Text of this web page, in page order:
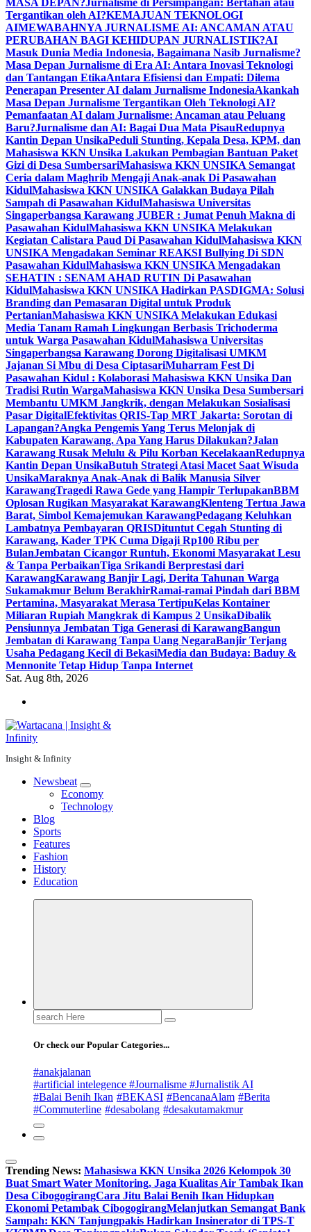
MASA DEPAN?Jurnalisme di Persimpangan: Bertahan atau
Tergantikan oleh AI?KEMAJUAN TEKNOLOGI
AIMEWABAHNYA JURNALISME AI: ANCAMAN ATAU
PERUBAHAN BAGI KEHIDUPAN JURNALISTIK?AI
Masuk Dunia Media Indonesia, Bagaimana Nasib Jurnalisme?
Masa Depan Jurnalisme di Era AI: Antara Inovasi Teknologi
dan Tantangan EtikaAntara Efisiensi dan Empati: Dilema
Penerapan Presenter AI dalam Jurnalisme IndonesiaAkankah
Masa Depan Jurnalisme Tergantikan Oleh Teknologi AI?
Pemanfaatan AI dalam Jurnalisme: Ancaman atau Peluang
Baru?Jurnalisme dan AI: Bagai Dua Mata PisauRedupnya
Kantin Depan UnsikaPeduli Stunting, Kepala Desa, KPM, dan
Mahasiswa KKN Unsika Lakukan Pembagian Bantuan Paket
Gizi di Desa SumbersariMahasiswa KKN UNSIKA Semangat
Ceria dalam Maghrib Mengaji Anak-anak Di Pasawahan
KidulMahasiswa KKN UNSIKA Galakkan Budaya Pilah
Sampah di Pasawahan KidulMahasiswa Universitas
Singaperbangsa Karawang JUBER : Jumat Penuh Makna di
Pasawahan KidulMahasiswa KKN UNSIKA Melakukan
Kegiatan Calistara Paud Di Pasawahan KidulMahasiswa KKN
UNSIKA Mengadakan Seminar REAKSI Bullying Di SDN
Pasawahan KidulMahasiswa KKN UNSIKA Mengadakan
SEHATIN : SENAM AHAD RUTIN Di Pasawahan
KidulMahasiswa KKN UNSIKA Hadirkan PASDIGMA: Solusi
Branding dan Pemasaran Digital untuk Produk
PertanianMahasiswa KKN UNSIKA Melakukan Edukasi
Media Tanam Ramah Lingkungan Berbasis Trichoderma
untuk Warga Pasawahan KidulMahasiswa Universitas
Singaperbangsa Karawang Dorong Digitalisasi UMKM
Jajanan Si Mbu di Desa CiptasariMuharram Fest Di
Pasawahan Kidul : Kolaborasi Mahasiswa KKN Unsika Dan
Tradisi Rutin WargaMahasiswa KKN Unsika Desa Sumbersari
Membantu UMKM Jangkrik, dengan Melakukan Sosialisasi
Pasar DigitalEfektivitas QRIS-Tap MRT Jakarta: Sorotan di
Lapangan?Angka Pengemis Yang Terus Melonjak di
Kabupaten Karawang. Apa Yang Harus Dilakukan?Jalan
Karawang Rusak Melulu & Pilu Korban KecelakaanRedupnya
Kantin Depan UnsikaButuh Strategi Atasi Macet Saat Wisuda
UnsikaMaraknya Anak-Anak di Balik Manusia Silver
KarawangTragedi Rawa Gede yang Hampir TerlupakanBBM
Oplosan Rugikan Masyarakat KarawangKlenteng Tertua Jawa
Barat, Simbol Kemajemukan KarawangPedagang Keluhkan
Lambatnya Pembayaran QRISDituntut Cegah Stunting di
Karawang, Kader TPK Cuma Digaji Rp100 Ribu per
BulanJembatan Cicangor Runtuh, Ekonomi Masyarakat Lesu
& Tanpa PerbaikanTiga Srikandi Berprestasi dari
KarawangKarawang Banjir Lagi, Derita Tahunan Warga
Sukamakmur Belum BerakhirRamai-ramai Pindah dari BBM
Pertamina, Masyarakat Merasa TertipuKelas Kontainer
Miliaran Rupiah Mangkrak di Kampus 2 UnsikaDibalik
Pensiunnya Jembatan Tiga Generasi di KarawangBangun
Jembatan di Karawang Tanpa Uang NegaraBanjir Terjang
Usaha Pedagang Kecil di BekasiMedia dan Budaya: Baduy &
Mennonite Tetap Hidup Tanpa Internet
Sat. Aug 8th, 2026
Insight & Infinity
Newsbeat
Economy
Technology
Blog
Sports
Features
Fashion
History
Education
Search
for:
Or check our Popular Categories...
#anakjalanan
#artificial intelegence #Journalisme #Jurnalistik AI
#Balai Benih Ikan #BEKASI #BencanaAlam #Berita
#Commuterline #desabolang #desakutamakmur
Trending News: Mahasiswa KKN Unsika 2026 Kelompok 30
Buat Smart Water Monitoring, Jaga Kualitas Air Tambak Ikan
Desa CibogogirangCara Jitu Balai Benih Ikan Hidupkan
Ekonomi Petambak CibogogirangMelanjutkan Semangat Bank
Sampah: KKN Tanjungpakis Hadirkan Insinerator di TPS-T